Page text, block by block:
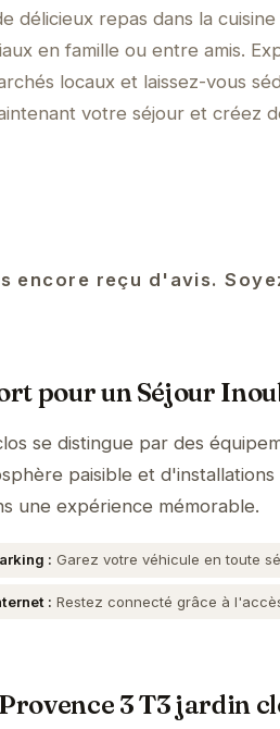
délicieux repas dans la
en famille ou entre amis.
locaux et laissez-vous
votre séjour et créez
encore reçu d'avis.
pour un Séjour
se distingue par des
paisible et
une expérience mémorable.
: Garez votre véhicule en toute
: Restez connecté grâce à
3 T3 jardin